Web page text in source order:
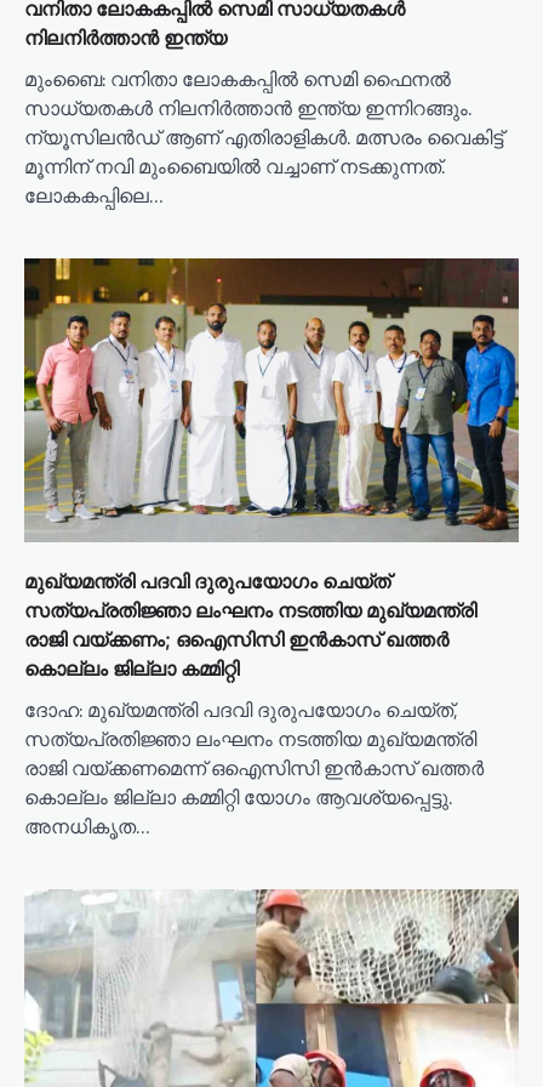
വനിതാ ലോകകപ്പിൽ സെമി സാധ്യതകൾ
നിലനിർത്താൻ ഇന്ത്യ
മുംബൈ: വനിതാ ലോകകപ്പിൽ സെമി ഫൈനൽ
സാധ്യതകൾ നിലനിർത്താൻ ഇന്ത്യ ഇന്നിറങ്ങും.
ന്യൂസിലൻഡ് ആണ് എതിരാളികൾ. മത്സരം വൈകിട്ട്
മൂന്നിന് നവി മുംബൈയിൽ വച്ചാണ് നടക്കുന്നത്.
ലോകകപ്പിലെ…
മുഖ്യമന്ത്രി പദവി ദുരുപയോഗം ചെയ്ത്
സത്യപ്രതിജ്ഞാ ലംഘനം നടത്തിയ മുഖ്യമന്ത്രി
രാജി വയ്ക്കണം; ഒഐസിസി ഇൻകാസ് ഖത്തർ
കൊല്ലം ജില്ലാ കമ്മിറ്റി
ദോഹ: മുഖ്യമന്ത്രി പദവി ദുരുപയോഗം ചെയ്ത്,
സത്യപ്രതിജ്ഞാ ലംഘനം നടത്തിയ മുഖ്യമന്ത്രി
രാജി വയ്ക്കണമെന്ന് ഒഐസിസി ഇൻകാസ് ഖത്തർ
കൊല്ലം ജില്ലാ കമ്മിറ്റി യോഗം ആവശ്യപ്പെട്ടു.
അനധികൃത…